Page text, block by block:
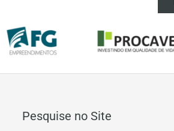
Pesquise no Site